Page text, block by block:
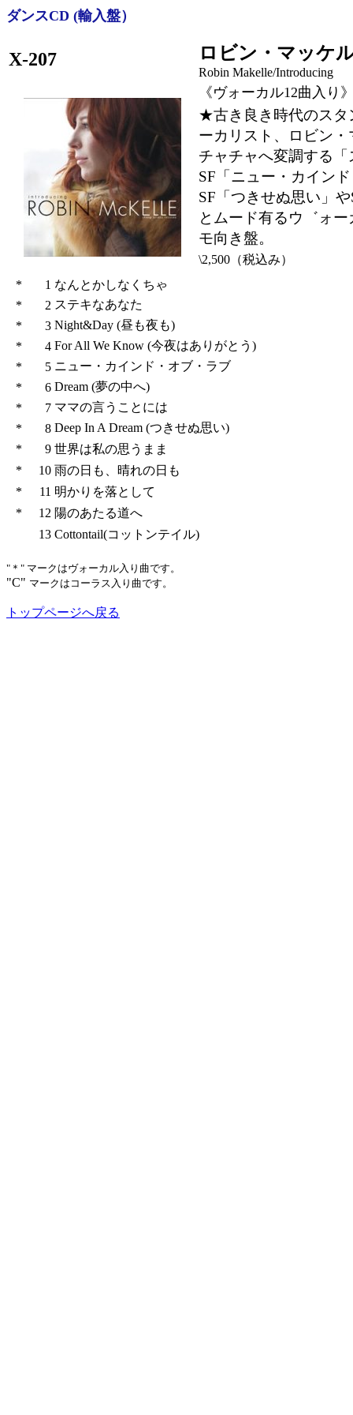
ダンスCD (輸入盤）
X-207 ロビン・マッケ
Robin Makelle/Introducing
《ヴォーカル12曲入り
★古き良き時代のスタ
ーカリスト、ロビン
チャチャへ変調する
SF「ニュー・カイン
SF「つきせぬ思い」
とムード有るウ゛ォ
モ向き盤。
\2,500（税込み）
*
1 なんとかしなくちゃ
*
2 ステキなあなた
*
3 Night&Day (昼も夜も)
*
4 For All We Know (今夜はありがとう)
*
5 ニュー・カインド・オブ・ラブ
*
6 Dream (夢の中へ)
*
7 ママの言うことには
*
8 Deep In A Dream (つきせぬ思い)
*
9 世界は私の思うまま
*
10 雨の日も、晴れの日も
*
11 明かりを落として
*
12 陽のあたる道へ
13 Cottontail(コットンテイル)
"＊" マークはヴォーカル入り曲です。
"C" マークはコーラス入り曲です。
トップページへ戻る